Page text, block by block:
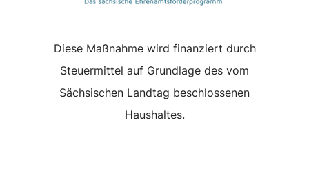
Diese Maßnahme wird finanziert durch
Steuermittel auf Grundlage des vom
Sächsischen Landtag beschlossenen
Haushaltes.